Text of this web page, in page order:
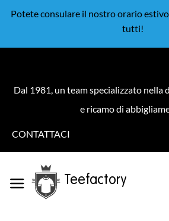
Potete consulare il nostro orario estivo
tutti!
Dal 1981, un team specializzato nella
e ricamo di
CONTATTACI
Teefactory